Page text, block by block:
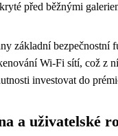
před běžnými
základní bezpečnostní
Wi-Fi sítí, což z
investovat do
a uživatelské